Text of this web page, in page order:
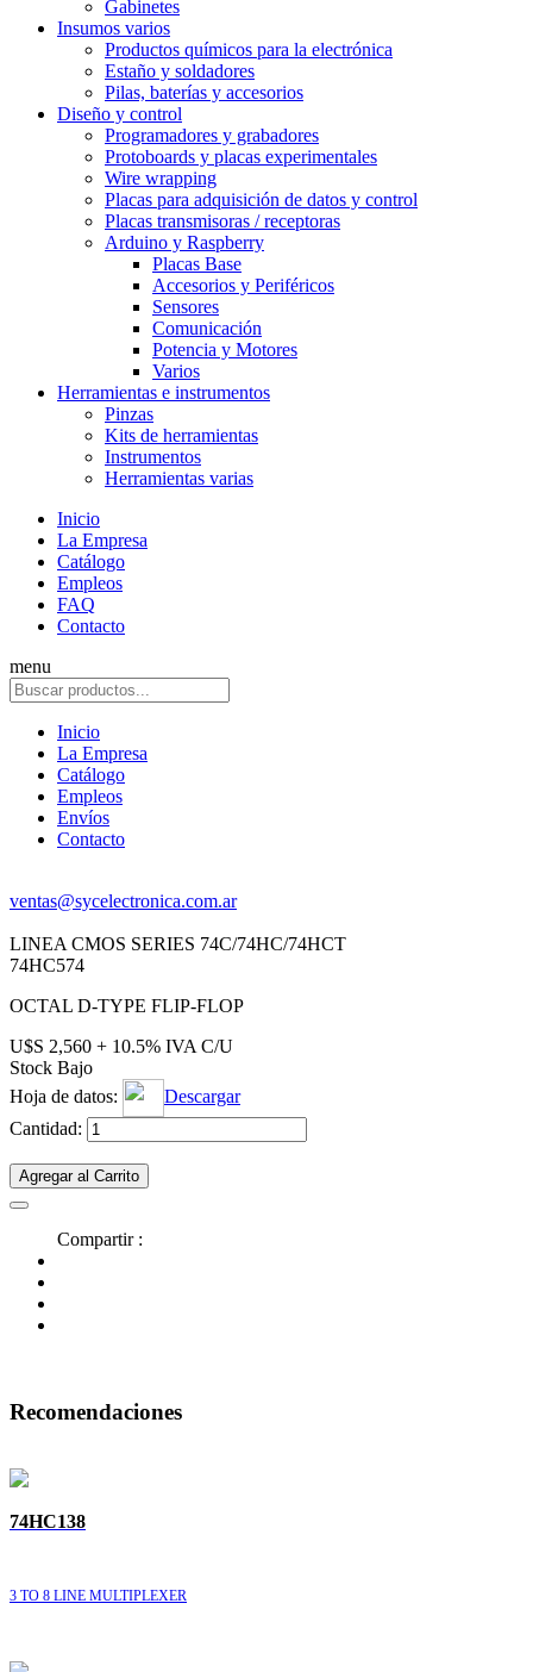
Gabinetes
Insumos varios
Productos químicos para la electrónica
Estaño y soldadores
Pilas, baterías y accesorios
Diseño y control
Programadores y grabadores
Protoboards y placas experimentales
Wire wrapping
Placas para adquisición de datos y control
Placas transmisoras / receptoras
Arduino y Raspberry
Placas Base
Accesorios y Periféricos
Sensores
Comunicación
Potencia y Motores
Varios
Herramientas e instrumentos
Pinzas
Kits de herramientas
Instrumentos
Herramientas varias
Inicio
La Empresa
Catálogo
Empleos
FAQ
Contacto
menu
Inicio
La Empresa
Catálogo
Empleos
Envíos
Contacto
ventas@sycelectronica.com.ar
LINEA CMOS SERIES 74C/74HC/74HCT
74HC574
OCTAL D-TYPE FLIP-FLOP
U$S 2,560 + 10.5% IVA C/U
Stock Bajo
Hoja de datos:
Descargar
Cantidad:
Agregar al Carrito
Compartir :
Recomendaciones
74HC138
3 TO 8 LINE MULTIPLEXER